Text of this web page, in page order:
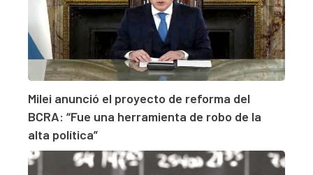
Milei anunció el proyecto de reforma del
BCRA: “Fue una herramienta de robo de la
alta política”